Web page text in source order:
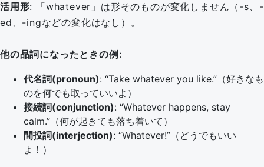
活用形: 「whatever」は形そのものが変化しません（-s、-
ed、-ingなどの変化はなし）。
他の品詞になったときの例 :
代名詞(pronoun): “Take whatever you like.”（好きなも
のを何でも取っていいよ）
接続詞(conjunction): “Whatever happens, stay
calm.”（何が起きても落ち着いて）
間投詞(interjection): “Whatever!”（どうでもいい
よ！）